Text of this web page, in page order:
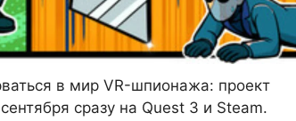
в мир VR-шпионажа: проект
сразу на Quest 3 и Steam.